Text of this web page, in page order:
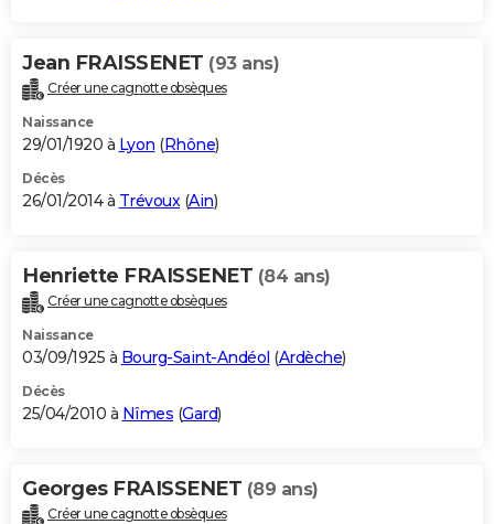
Jean FRAISSENET (93 ans)
Créer une cagnotte obsèques
Naissance
29/01/1920 à Lyon (Rhône)
Décès
26/01/2014 à Trévoux(Ain)
Henriette FRAISSENET (84 ans)
Créer une cagnotte obsèques
Naissance
03/09/1925 à Bourg-Saint-Andéol (Ardèche)
Décès
25/04/2010 à Nîmes (Gard)
Georges FRAISSENET (89 ans)
Créer une cagnotte obsèques